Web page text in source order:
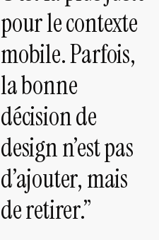
pour le contexte
mobile. Parfois,
la bonne
décision de
design n’est pas
d’ajouter, mais
de retirer.”